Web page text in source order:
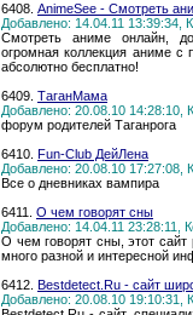
6408. AnimeSee - Смотреть
Добавлено: 14.04.11 13:39:34,
Смотреть аниме онлайн,
огромная коллекция аниме
абсолютно бесплатно!
6409. ТаганМама
Добавлено: 20.08.10 14:28:10,
форум родителей Таганрога
6410. Fun-Club ДейЛена
Добавлено: 20.08.10 17:27:08,
Все о дневниках вампира
6411. О чем говорят сны
Добавлено: 14.04.11 23:28:11,
О чем говорят сны, этот сайт
много разной и интересной
6412. Вestdetect.Ru - сайт
Добавлено: 20.08.10 19:10:31,